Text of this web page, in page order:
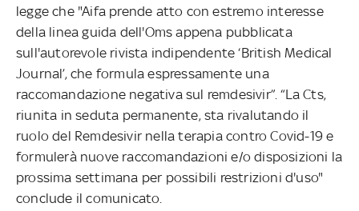
legge che "Aifa prende atto con estremo interesse
della linea guida dell'Oms appena pubblicata
sull'autorevole rivista indipendente ‘British Medical
Journal’, che formula espressamente una
raccomandazione negativa sul remdesivir”. “La Cts,
riunita in seduta permanente, sta rivalutando il
ruolo del Remdesivir nella terapia contro Covid-19 e
formulerà nuove raccomandazioni e/o disposizioni la
prossima settimana per possibili restrizioni d'uso"
conclude il comunicato.